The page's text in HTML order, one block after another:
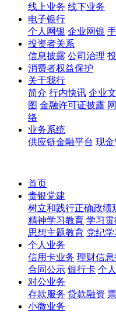
线上业务 线下业务
电子银行
个人网银 企业网银
投资者关系
信息披露 公司治理
消费者权益保护
关于我行
简介 行内快讯 企业
图 金融许可证披露
络
业务系统
供应链金融平台 现
首页
贵银党建
树立和践行正确政绩
精神学习教育 学习
思想主题教育 党纪学
个人业务
信用卡业务 理财信息
合同公示 银行卡 个
对公业务
存款服务 贷款融资
小微业务